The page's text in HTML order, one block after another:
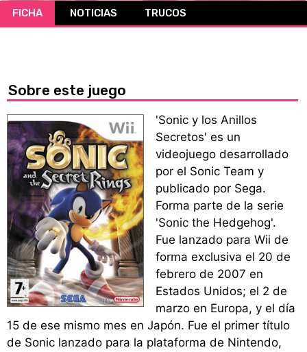
FICHA NOTICIAS TRUCOS
Sobre este juego
'Sonic y los Anillos
Secretos' es un
videojuego desarrollado
por el Sonic Team y
publicado por Sega.
Forma parte de la serie
'Sonic the Hedgehog'.
Fue lanzado para Wii de
forma exclusiva el 20 de
febrero de 2007 en
Estados Unidos; el 2 de
marzo en Europa, y el día
15 de ese mismo mes en Japón. Fue el primer título
de Sonic lanzado para la plataforma de Nintendo,